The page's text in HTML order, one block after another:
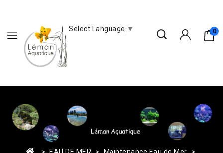
0
Select Language ▼